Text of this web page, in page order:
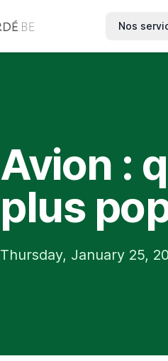
Nos
Avion :
plus
Thursday, January 25,